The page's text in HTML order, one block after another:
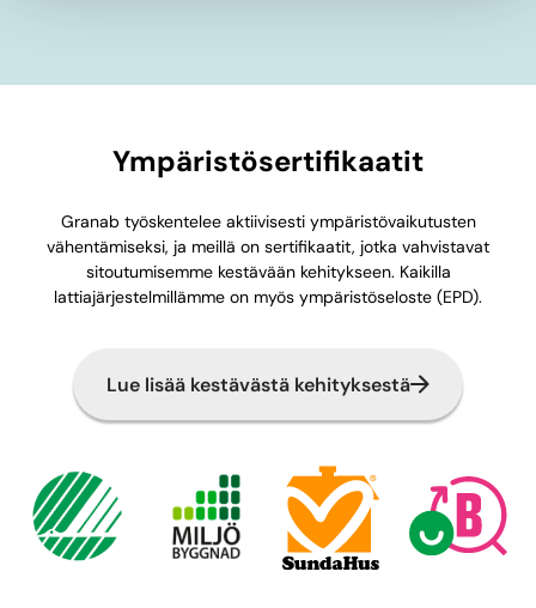
Ympäristösertifikaatit
Granab työskentelee aktiivisesti ympäristövaikutusten
vähentämiseksi, ja meillä on sertifikaatit, jotka vahvistavat
sitoutumisemme kestävään kehitykseen. Kaikilla
lattiajärjestelmillämme on myös ympäristöseloste (EPD).
Lue lisää kestävästä kehityksestä